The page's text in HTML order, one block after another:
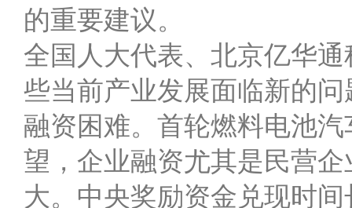
的重要建议。
全国人大代表、北京亿华
些当前产业发展面临新的
融资困难。首轮燃料电池
望，企业融资尤其是民营
大。中央奖励资金兑现时